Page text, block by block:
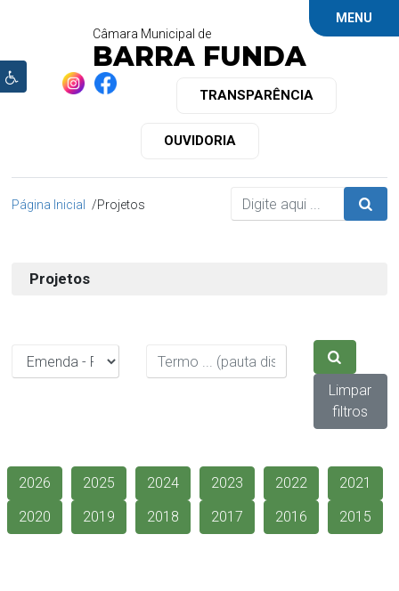
MENU
Câmara Municipal de
BARRA FUNDA
TRANSPARÊNCIA
OUVIDORIA
Página Inicial Projetos
Projetos
Limpar
filtros
2026 2025 2024 2023 2022
2021
2020
2019 2018 2017 2016 2015